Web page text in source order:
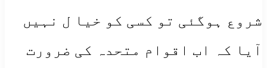
شروع ہوگئی تو کسی کو خیا ل نہیں
آیا کہ اب اقوام متحدہ کی ضرورت